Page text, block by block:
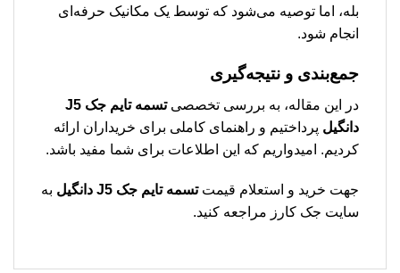
بله، اما توصیه می‌شود که توسط یک مکانیک حرفه‌ای
انجام شود.
جمع‌بندی و نتیجه‌گیری
در این مقاله، به بررسی تخصصی
تسمه تایم جک J5
دانگیل پرداختیم و راهنمای کاملی برای خریداران ارائه
کردیم. امیدواریم که این اطلاعات برای شما مفید باشد.
جهت خرید و استعلام قیمتتسمه تایم جک J5 دانگیل
به
سایت جک کارز مراجعه کنید.